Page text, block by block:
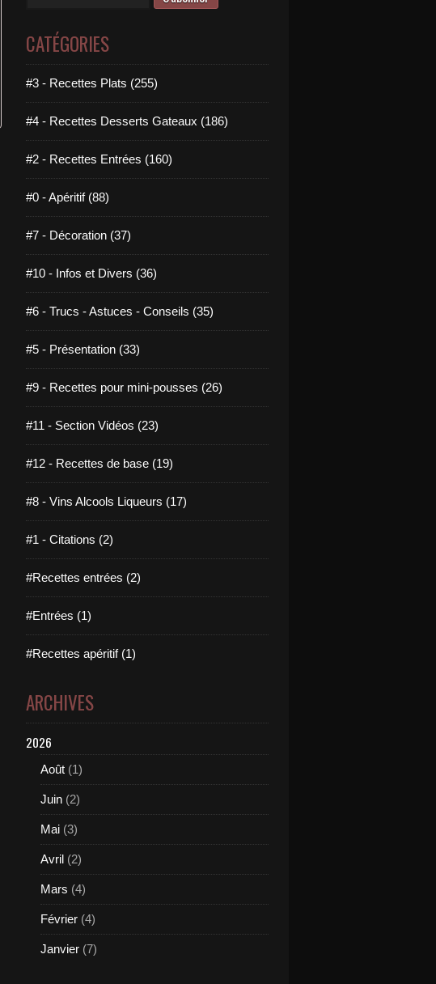
CATÉGORIES
#3 - Recettes Plats (255)
#4 - Recettes Desserts Gateaux (186)
#2 - Recettes Entrées (160)
#0 - Apéritif (88)
#7 - Décoration (37)
#10 - Infos et Divers (36)
#6 - Trucs - Astuces - Conseils (35)
#5 - Présentation (33)
#9 - Recettes pour mini-pousses (26)
#11 - Section Vidéos (23)
#12 - Recettes de base (19)
#8 - Vins Alcools Liqueurs (17)
#1 - Citations (2)
#Recettes entrées (2)
#Entrées (1)
#Recettes apéritif (1)
ARCHIVES
2026
Août (1)
Juin (2)
Mai (3)
Avril (2)
Mars (4)
Février (4)
Janvier (7)